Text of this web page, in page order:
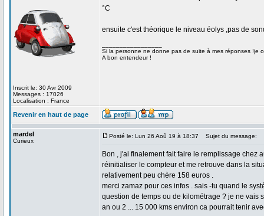
Inscrit le: 30 Avr 2009
Messages : 17026
Localisation : France
°C
ensuite c'est théorique le niveau éolys ,pas de
Si la personne ne donne pas de suite à mes réponses !je
A bon entendeur !
Revenir en haut de page
mardel
Curieux
Posté le: Lun 26 Aoû 19 à 18:37 Sujet du message:
Bon , j'ai finalement fait faire le remplissage chez
réinitialiser le compteur et me retrouve dans la
relativement peu chère 158 euros .
merci zamaz pour ces infos . sais -tu quand le
question de temps ou de kilométrage ? je ne vais
an ou 2 ... 15 000 kms environ ca pourrait tenir